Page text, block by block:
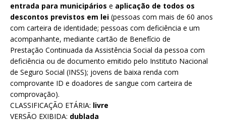
entrada para municipários e aplicação de todos os
descontos previstos em lei (pessoas com mais de 60 anos
com carteira de identidade; pessoas com deficiência e um
acompanhante, mediante cartão de Benefício de
Prestação Continuada da Assistência Social da pessoa com
deficiência ou de documento emitido pelo Instituto Nacional
de Seguro Social (INSS); jovens de baixa renda com
comprovante ID e doadores de sangue com carteira de
comprovação).
CLASSIFICAÇÃO ETÁRIA: livre
VERSÃO EXIBIDA: dublada